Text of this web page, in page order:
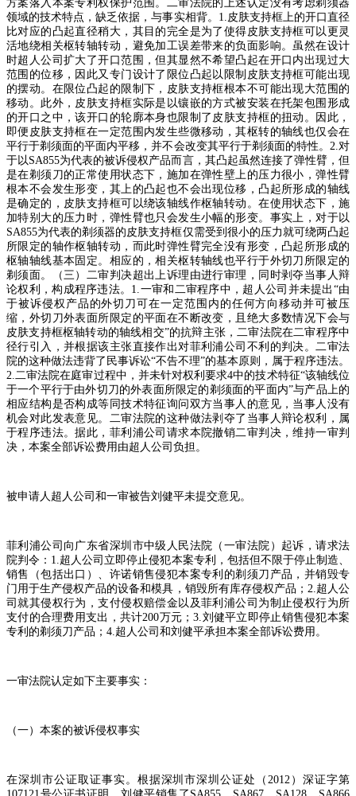
方案落入本案专利权保护范围。二审法院的上述认定没有考虑剃须器
领域的技术特点，缺乏依据，与事实相背。 1. 皮肤支持框上的开口直径
比对应的凸起直径稍大，其目的完全是为了使得皮肤支持框可以更灵
活地绕相关枢转轴转动，避免加工误差带来的负面影响。虽然在设计
时超人公司扩大了开口范围，但其显然不希望凸起在开口内出现过大
范围的位移，因此又专门设计了限位凸起以限制皮肤支持框可能出现
的摆动。在限位凸起的限制下，皮肤支持框根本不可能出现大范围的
移动。此外，皮肤支持框实际是以镶嵌的方式被安装在托架包围形成
的开口之中，该开口的轮廓本身也限制了皮肤支持框的扭动。因此，
即便皮肤支持框在一定范围内发生些微移动，其枢转的轴线也仅会在
平行于剃须面的平面内平移，并不会改变其平行于剃须面的特性。 2. 对
于以 SA855为代表的被诉侵权产品而言，其凸起虽然连接了弹性臂，但
是在剃须刀的正常使用状态下，施加在弹性壁上的压力很小，弹性臂
根本不会发生形变，其上的凸起也不会出现位移，凸起所形成的轴线
是确定的，皮肤支持框可以绕该轴线作枢轴转动。在使用状态下，施
加特别大的压力时，弹性臂也只会发生小幅的形变。事实上，对于以
SA855为代表的剃须器的皮肤支持框仅需受到很小的压力就可绕两凸起
所限定的轴作枢轴转动，而此时弹性臂完全没有形变，凸起所形成的
枢轴轴线基本固定。相应的，相关枢转轴线也平行于外切刀所限定的
剃须面。（三）二审判决超出上诉理由进行审理，同时剥夺当事人辩
论权利，构成程序违法。 1. 一审和二审程序中，超人公司并未提出 “由
于被诉侵权产品的外切刀可在一定范围内的任何方向移动并可被压
缩，外切刀外表面所限定的平面在不断改变，且绝大多数情况下会与
皮肤支持框枢轴转动的轴线相交”的抗辩主张，二审法院在二审程序中
径行引入，并根据该主张直接作出对菲利浦公司不利的判决。二审法
院的这种做法违背了民事诉讼“不告不理”的基本原则，属于程序违法。
2. 二审法院在庭审过程中，并未针对权利要求4中的技术特征“该轴线位
于一个平行于由外切刀的外表面所限定的剃须面的平面内”与产品上的
相应结构是否构成等同技术特征询问双方当事人的意见，当事人没有
机会对此发表意见。二审法院的这种做法剥夺了当事人辩论权利，属
于程序违法。据此，菲利浦公司请求本院撤销二审判决，维持一审判
决，本案全部诉讼费用由超人公司负担。
被申请人超人公司和一审被告刘健平未提交意见。
菲利浦公司向广东省深圳市中级人民法院（一审法院）起诉，请求法
院判令： 1. 超人公司立即停止侵犯本案专利，包括但不限于停止制造、
销售（包括出口）、许诺销售侵犯本案专利的剃须刀产品，并销毁专
门用于生产侵权产品的设备和模具，销毁所有库存侵权产品； 2. 超人公
司就其侵权行为，支付侵权赔偿金以及菲利浦公司为制止侵权行为所
支付的合理费用支出，共计200万元；3. 刘健平立即停止销售侵犯本案
专利的剃须刀产品； 4. 超人公司和刘健平承担本案全部诉讼费用。
一审法院认定如下主要事实：
（一）本案的被诉侵权事实
在深圳市公证取证事实。根据深圳市深圳公证处（ 2012 ）深证字第